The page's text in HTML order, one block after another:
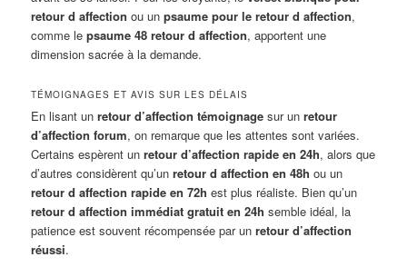
retour d affection ou unpsaume pour le retour d affection,
comme lepsaume 48 retour d affection, apportent une
dimension sacrée à la demande.
TÉMOIGNAGES ET AVIS SUR LES DÉLAIS
En lisant unretour d’affection témoignage sur unretour
d’affection forum, on remarque que les attentes sont variées.
Certains espèrent unretour d’affection rapide en 24h, alors que
d’autres considèrent qu’unretour d affection en 48h ou un
retour d affection rapide en 72h est plus réaliste. Bien qu’un
retour d affection immédiat gratuit en 24h semble idéal, la
patience est souvent récompensée par unretour d’affection
réussi.